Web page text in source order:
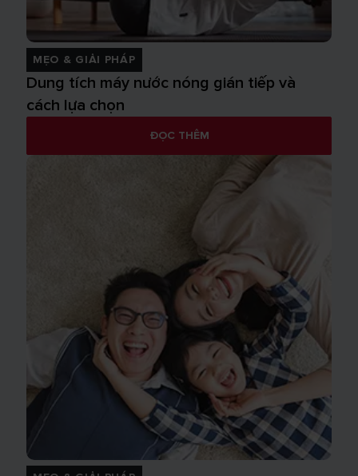
MẸO & GIẢI PHÁP
Dung tích máy nước nóng gián tiếp và
cách lựa chọn
ĐỌC THÊM